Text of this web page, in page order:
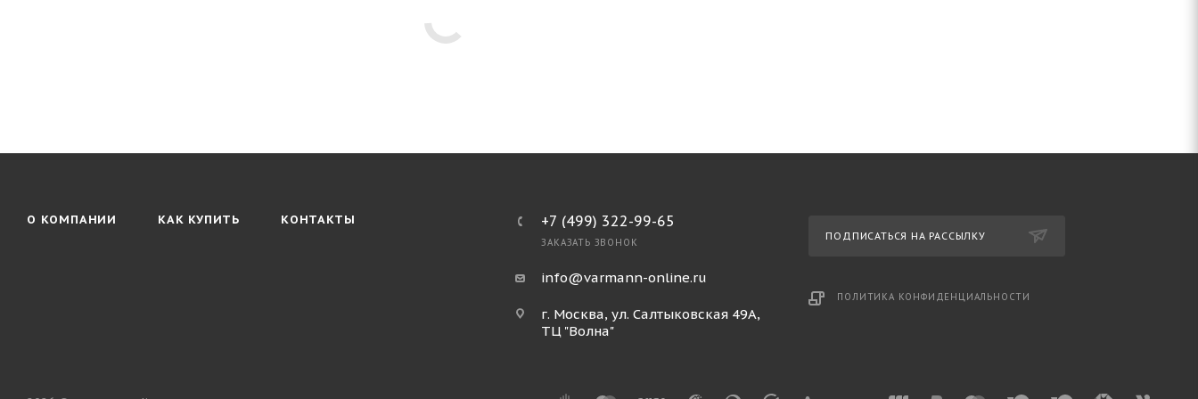
О КОМПАНИИ КАК КУПИТЬ КОНТАКТЫ +7 (499) 322-99-65
ЗАКАЗАТЬ ЗВОНОК
info@varmann-online.ru
г. Москва, ул. Салтыковская 49А,
ТЦ "Волна"
ПОДПИСАТЬСЯ НА РАССЫЛКУ
ПОЛИТИКА КОНФИДЕНЦИАЛЬНОСТИ